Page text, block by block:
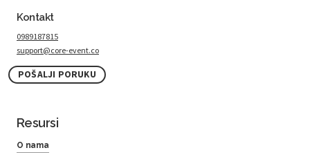
Kontakt
0989187815
support@core-event.co
POŠALJI PORUKU
Resursi
O nama